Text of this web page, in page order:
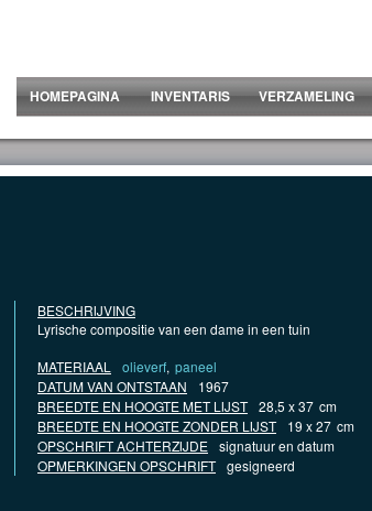
HOMEPAGINA
INVENTARIS VERZAMELING
BESCHRIJVING
Lyrische compositie van een dame in een tuin
MATERIAAL
olieverf, paneel
DATUM VAN ONTSTAAN
1967
BREEDTE EN HOOGTE MET LIJST 28,5 x 37 cm
BREEDTE EN HOOGTE ZONDER LIJST
19 x 27 cm
OPSCHRIFT ACHTERZIJDE signatuur en datum
OPMERKINGEN OPSCHRIFT gesigneerd